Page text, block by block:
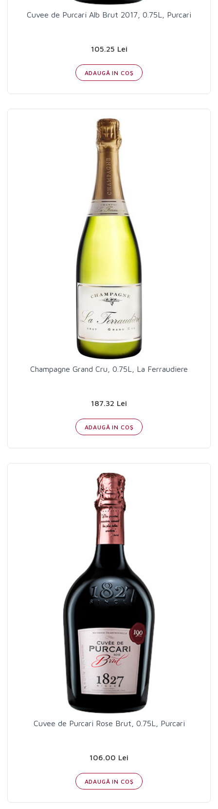
Cuvee de Purcari Alb Brut 2017, 0.75L, Purcari
105.25 Lei
ADAUGĂ IN COŞ
Champagne Grand Cru, 0.75L, La Ferraudiere
187.32 Lei
ADAUGĂ IN COŞ
Cuvee de Purcari Rose Brut, 0.75L, Purcari
106.00 Lei
ADAUGĂ IN COŞ